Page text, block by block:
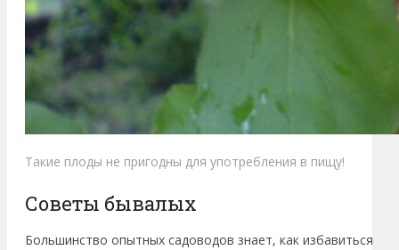
Такие плоды не пригодны для употребления в пищу!
Советы бывалых
Большинство опытных садоводов знает, как избавиться